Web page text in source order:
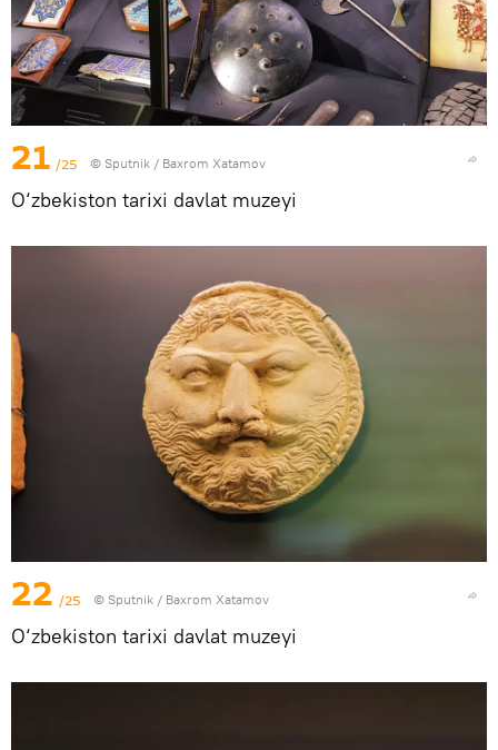
21 /25 © Sputnik / Baxrom Xatamov
O‘zbekiston tarixi davlat muzeyi
22 /25 © Sputnik / Baxrom Xatamov
O‘zbekiston tarixi davlat muzeyi